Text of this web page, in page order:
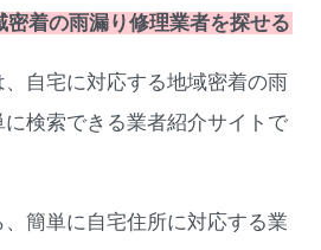
密着の雨漏り修理業者を探せる
自宅に対応する地域密着の雨
検索できる業者紹介サイトで
、簡単に自宅住所に対応する業